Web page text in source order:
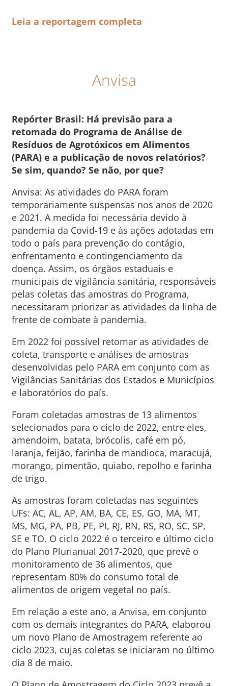
Leia a reportagem completa
Anvisa
Repórter Brasil: Há previsão para a
retomada do Programa de Análise de
Resíduos de Agrotóxicos em Alimentos
(PARA) e a publicação de novos relatórios?
Se sim, quando? Se não, por que?
Anvisa: As atividades do PARA foram
temporariamente suspensas nos anos de 2020
e 2021. A medida foi necessária devido à
pandemia da Covid-19 e às ações adotadas em
todo o país para prevenção do contágio,
enfrentamento e contingenciamento da
doença. Assim, os órgãos estaduais e
municipais de vigilância sanitária, responsáveis
pelas coletas das amostras do Programa,
necessitaram priorizar as atividades da linha de
frente de combate à pandemia.
Em 2022 foi possível retomar as atividades de
coleta, transporte e análises de amostras
desenvolvidas pelo PARA em conjunto com as
Vigilâncias Sanitárias dos Estados e Municípios
e laboratórios do país.
Foram coletadas amostras de 13 alimentos
selecionados para o ciclo de 2022, entre eles,
amendoim, batata, brócolis, café em pó,
laranja, feijão, farinha de mandioca, maracujá,
morango, pimentão, quiabo, repolho e farinha
de trigo.
As amostras foram coletadas nas seguintes
UFs: AC, AL, AP, AM, BA, CE, ES, GO, MA, MT,
MS, MG, PA, PB, PE, PI, RJ, RN, RS, RO, SC, SP,
SE e TO. O ciclo 2022 é o terceiro e último ciclo
do Plano Plurianual 2017-2020, que prevê o
monitoramento de 36 alimentos, que
representam 80% do consumo total de
alimentos de origem vegetal no país.
Em relação a este ano, a Anvisa, em conjunto
com os demais integrantes do PARA, elaborou
um novo Plano de Amostragem referente ao
ciclo 2023, cujas coletas se iniciaram no último
dia 8 de maio.